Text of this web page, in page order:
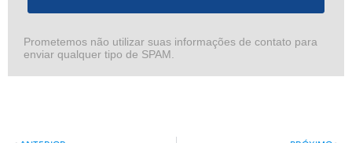
Prometemos não utilizar suas informações de contato para
enviar qualquer tipo de SPAM.